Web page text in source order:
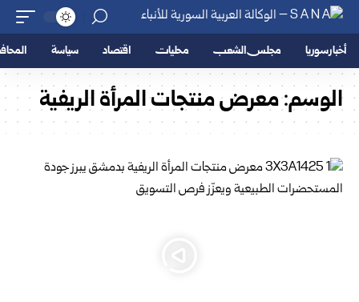
أخبار سوريا مجلس الشعب محليات اقتصاد سياسة
الوسم:معرض منتجات المرأة الريفية